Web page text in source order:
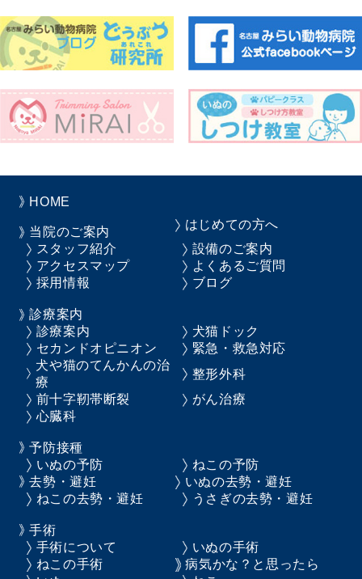
HOME
当院のご案内
はじめての方へ
スタッフ紹介
設備のご案内
アクセスマップ
よくあるご質問
採用情報
ブログ
診療案内
診療案内
犬猫ドック
セカンドオピニオン
緊急・救急対応
犬や猫のてんかんの治
療
整形外科
前十字靭帯断裂
がん治療
心臓科
予防接種
いぬの予防
ねこの予防
去勢・避妊
いぬの去勢・避妊
ねこの去勢・避妊
うさぎの去勢・避妊
手術
手術について
いぬの手術
ねこの手術
病気かな？と思ったら